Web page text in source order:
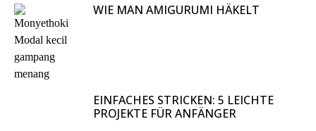
WIE MAN AMIGURUMI HÄKELT
EINFACHES STRICKEN: 5 LEICHTE
PROJEKTE FÜR ANFÄNGER